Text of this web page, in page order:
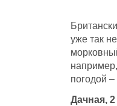
уже так
погодой
Дачная, 2